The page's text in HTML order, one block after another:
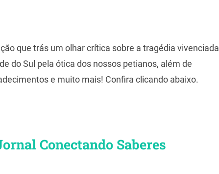
que trás um olhar crítica sobre a tragédia vivenciada
do Sul pela ótica dos nossos petianos, além de
e muito mais! Confira clicando abaixo.
Conectando Saberes